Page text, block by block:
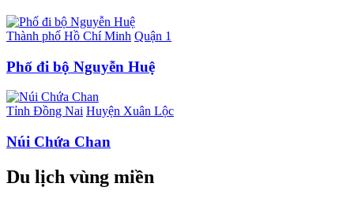
Thành phố Hồ Chí Minh Quận 1
Phố đi bộ Nguyễn Huệ
Tỉnh Đồng Nai Huyện Xuân Lộc
Núi Chứa Chan
Du lịch vùng miền